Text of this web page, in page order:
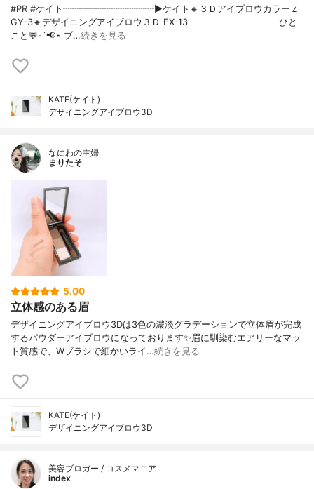
#PR #ケイト┈┈┈┈┈┈┈┈┈┈▶ケイト🔸３ＤアイブロウカラーＺ
GY-3🔸デザイニングアイブロウ３Ｄ EX-13┈┈┈┈┈┈┈┈┈┈ひと
こと💬-`📢⋆ ブ…続きを見る
KATE(ケイト)
デザイニングアイブロウ3D
なにわの主婦
まりたそ
5.00
立体感のある眉
デザイニングアイブロウ3Dは3色の濃淡グラデーションで立体眉が完成
するパウダーアイブロウになっております✨眉に馴染むエアリーなマッ
ト質感で、Wブラシで細かいライ…続きを見る
KATE(ケイト)
デザイニングアイブロウ3D
美容ブロガー / コスメマニア
index